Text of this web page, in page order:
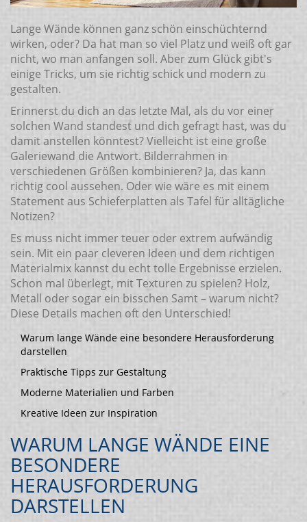
Lange Wände können ganz schön einschüchternd
wirken, oder? Da hat man so viel Platz und weiß oft gar
nicht, wo man anfangen soll. Aber zum Glück gibt's
einige Tricks, um sie richtig schick und modern zu
gestalten.
Erinnerst du dich an das letzte Mal, als du vor einer
solchen Wand standest und dich gefragt hast, was du
damit anstellen könntest? Vielleicht ist eine große
Galeriewand die Antwort. Bilderrahmen in
verschiedenen Größen kombinieren? Ja, das kann
richtig cool aussehen. Oder wie wäre es mit einem
Statement aus Schieferplatten als Tafel für alltägliche
Notizen?
Es muss nicht immer teuer oder extrem aufwändig
sein. Mit ein paar cleveren Ideen und dem richtigen
Materialmix kannst du echt tolle Ergebnisse erzielen.
Schon mal überlegt, mit Texturen zu spielen? Holz,
Metall oder sogar ein bisschen Samt – warum nicht?
Diese Details machen oft den Unterschied!
Warum lange Wände eine besondere Herausforderung
darstellen
Praktische Tipps zur Gestaltung
Moderne Materialien und Farben
Kreative Ideen zur Inspiration
WARUM LANGE WÄNDE EINE
BESONDERE
HERAUSFORDERUNG
DARSTELLEN